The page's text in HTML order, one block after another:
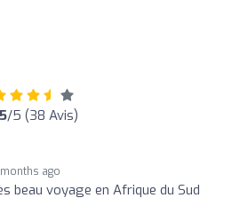
/5 (38 Avis)
ago
beau voyage en Afrique du Sud